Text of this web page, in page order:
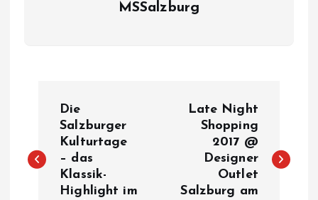
MSSalzburg
i
Die
Salzburger
Kulturtage
– das
Klassik-
Highlight im
Late Night
Shopping
2017 @
Designer
Outlet
Salzburg am